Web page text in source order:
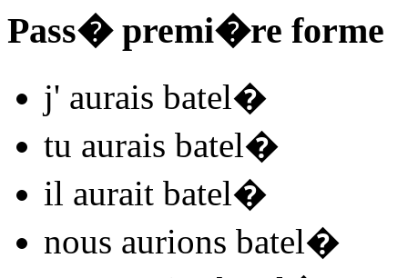
Pass� premi�re forme
j' aurais batel�
tu aurais batel�
il aurait batel�
nous aurions batel�